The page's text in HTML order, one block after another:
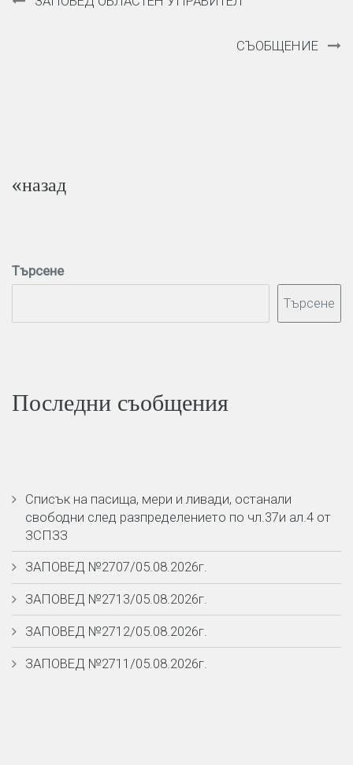
СЪОБЩЕНИЕ
«назад
Търсене
Търсене
Последни съобщения
Списък на пасища, мери и ливади, останали
свободни след разпределението по чл.37и ал.4 от
ЗСПЗЗ
ЗАПОВЕД №2707/05.08.2026г.
ЗАПОВЕД №2713/05.08.2026г.
ЗАПОВЕД №2712/05.08.2026г.
ЗАПОВЕД №2711/05.08.2026г.